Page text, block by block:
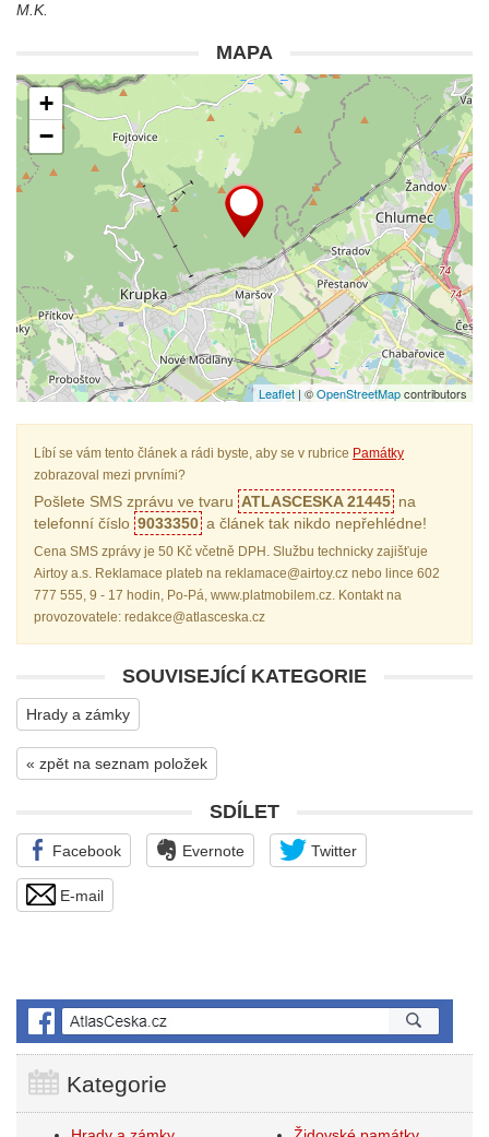
M.K.
MAPA
+
−
Leaflet | ©OpenStreetMapcontributors
Líbí se vám tento článek a rádi byste, aby se v rubrice Památky
zobrazoval mezi prvními?
Pošlete SMS zprávu ve tvaru ATLASCESKA 21445 na
telefonní číslo 9033350 a článek tak nikdo nepřehlédne!
Cena SMS zprávy je 50 Kč včetně DPH. Službu technicky zajišťuje
Airtoy a.s. Reklamace plateb na reklamace@airtoy.cz nebo lince 602
777 555, 9 - 17 hodin, Po-Pá, www.platmobilem.cz. Kontakt na
provozovatele: redakce@atlasceska.cz
SOUVISEJÍCÍ KATEGORIE
Hrady a zámky
« zpět na seznam položek
SDÍLET
Facebook Evernote Twitter
E-mail
Kategorie